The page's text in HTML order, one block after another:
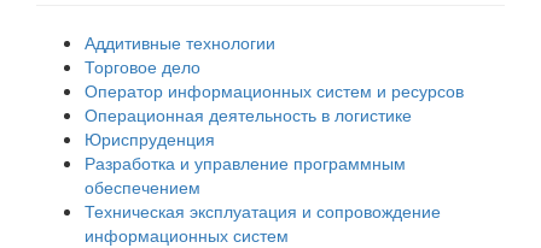
Аддитивные технологии
Торговое дело
Оператор информационных систем и ресурсов
Операционная деятельность в логистике
Юриспруденция
Разработка и управление программным
обеспечением
Техническая эксплуатация и сопровождение
информационных систем